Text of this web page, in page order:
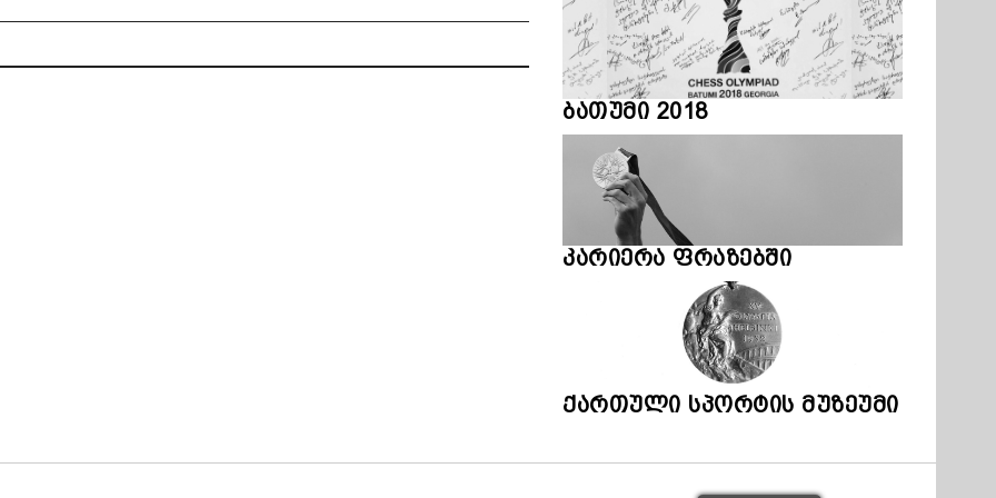
ბათუმი 2018
კარიერა ფრაზებში
ქართული სპორტის მუზეუმი